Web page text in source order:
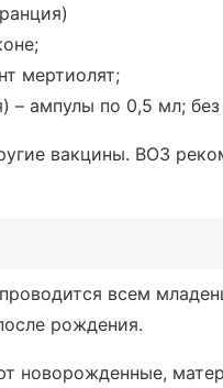
мертиолят;
– ампулы по 0,5 мл; без
вакцины. ВОЗ
всем
рождения.
новорожденные,